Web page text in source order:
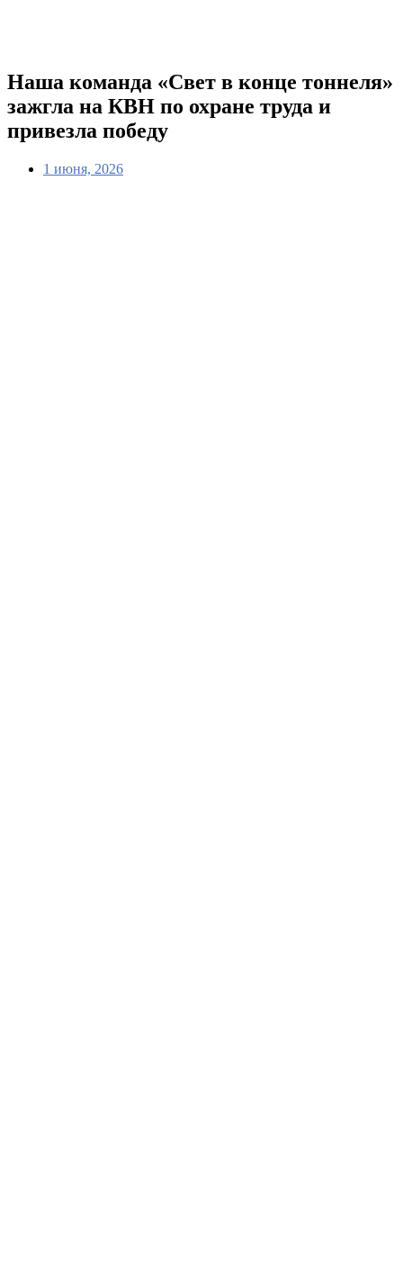
Наша команда «Свет в конце тоннеля»
зажгла на КВН по охране труда и
привезла победу
1 июня, 2026